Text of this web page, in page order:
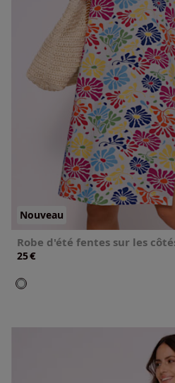
Nouveau
Robe d'été fentes sur les
25€